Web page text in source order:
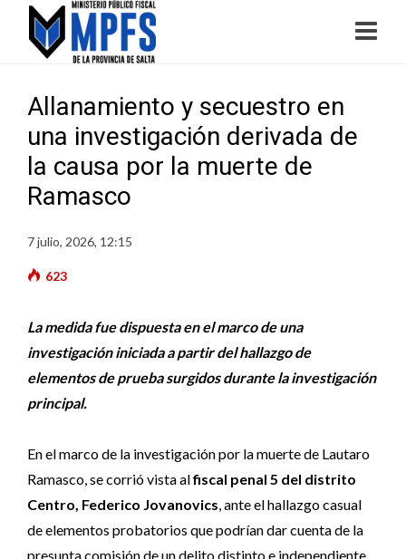
Allanamiento y secuestro en
una investigación derivada de
la causa por la muerte de
Ramasco
7 julio, 2026, 12:15
623
La medida fue dispuesta en el marco de una
investigación iniciada a partir del hallazgo de
elementos de prueba surgidos durante la investigación
principal.
En el marco de la investigación por la muerte de Lautaro
Ramasco, se corrió vista alfiscal penal 5 del distrito
Centro, Federico Jovanovics, ante el hallazgo casual
de elementos probatorios que podrían dar cuenta de la
presunta comisión de un delito distinto e independiente